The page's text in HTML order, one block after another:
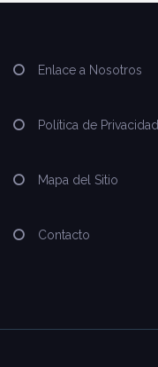
Enlace a Nosotros
Política de Privacidad
Mapa del Sitio
Contacto